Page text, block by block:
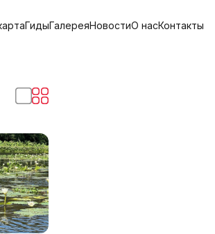
ГидыГалереяНовостиО насКонтакты